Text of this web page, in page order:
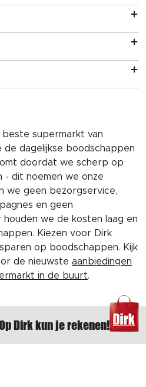
beste supermarkt van
de dagelijkse boodschappen
doordat we scherp op
- dit noemen we onze
we geen bezorgservice,
en geen
houden we de kosten laag en
Kiezen voor Dirk
op boodschappen. Kijk
de nieuwste aanbiedingen
in de buurt.
Dirk kun je rekenen!